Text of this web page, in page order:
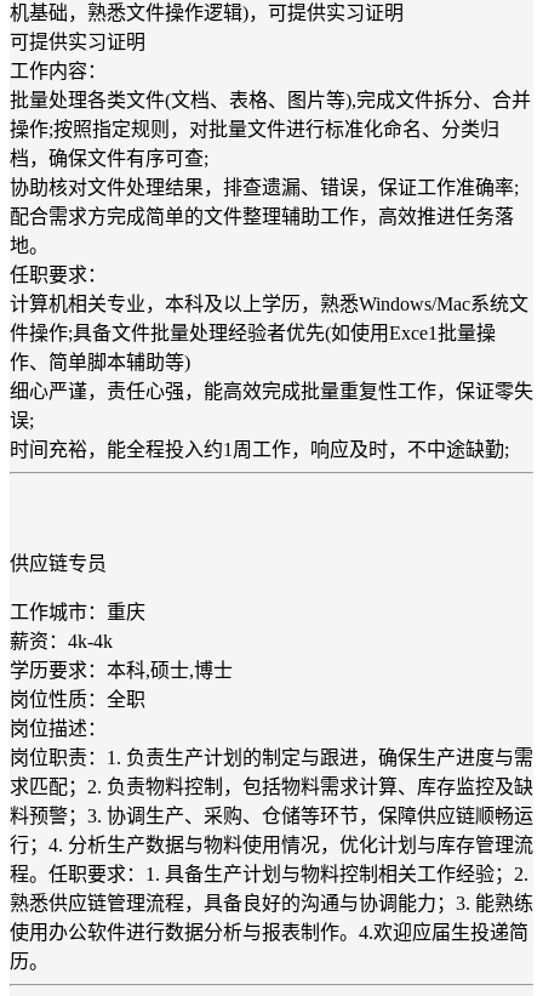
机基础，熟悉文件操作逻辑)，可提供实习证明
可提供实习证明
工作内容：
批量处理各类文件(文档、表格、图片等),完成文件拆分、合并
操作;按照指定规则，对批量文件进行标准化命名、分类归
档，确保文件有序可查;
协助核对文件处理结果，排查遗漏、错误，保证工作准确率;
配合需求方完成简单的文件整理辅助工作，高效推进任务落
地。
任职要求：
计算机相关专业，本科及以上学历，熟悉Windows/Mac系统文
件操作;具备文件批量处理经验者优先(如使用Exce1批量操
作、简单脚本辅助等)
细心严谨，责任心强，能高效完成批量重复性工作，保证零失
误;
时间充裕，能全程投入约1周工作，响应及时，不中途缺勤;
供应链专员
工作城市：重庆
薪资：4k-4k
学历要求：本科,硕士,博士
岗位性质：全职
岗位描述：
岗位职责：1. 负责生产计划的制定与跟进，确保生产进度与需
求匹配；2. 负责物料控制，包括物料需求计算、库存监控及缺
料预警；3. 协调生产、采购、仓储等环节，保障供应链顺畅运
行；4. 分析生产数据与物料使用情况，优化计划与库存管理流
程。任职要求：1. 具备生产计划与物料控制相关工作经验；2.
熟悉供应链管理流程，具备良好的沟通与协调能力；3. 能熟练
使用办公软件进行数据分析与报表制作。4.欢迎应届生投递简
历。